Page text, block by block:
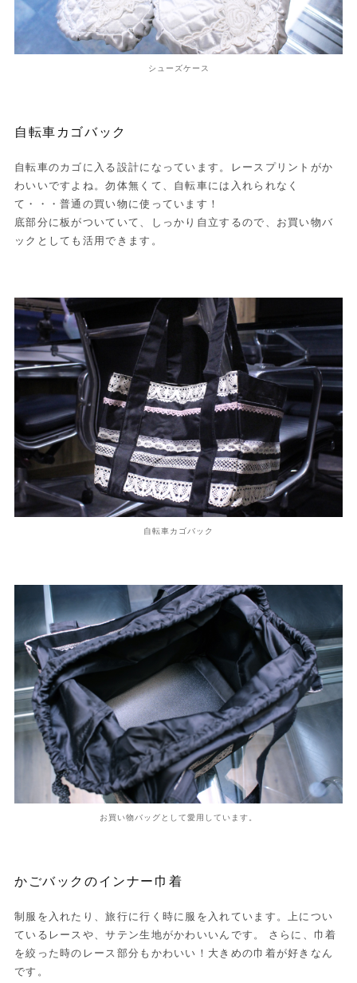
シューズケース
自転車カゴバック
自転車のカゴに入る設計になっています。レースプリントがか
わいいですよね。勿体無くて、自転車には入れられなく
て・・・普通の買い物に使っています！
底部分に板がついていて、しっかり自立するので、お買い物バ
ックとしても活用できます。
自転車カゴバック
お買い物バッグとして愛用しています。
かごバックのインナー巾着
制服を入れたり、旅行に行く時に服を入れています。上につい
ているレースや、サテン生地がかわいいんです。 さらに、巾着
を絞った時のレース部分もかわいい！大きめの巾着が好きなん
です。